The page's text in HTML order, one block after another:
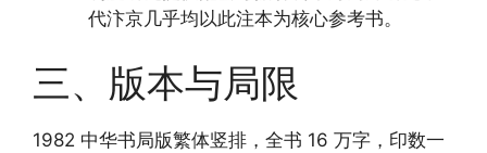
代汴京几乎均以此注本为核心参考书。
三、版本与局限
1982 中华书局版繁体竖排，全书 16 万字，印数一